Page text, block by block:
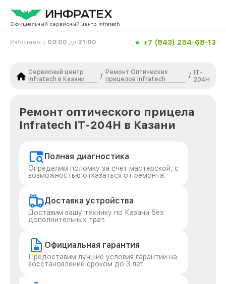
Официальный сервисный центр Infratech
Работаем с 09:00 до 21:00 +7 (843) 254-68-13
Сервисный центр
Infratech в Казани
/
Ремонт Оптических
прицелов Infratech
/ IT-
204H
Ремонт оптического прицела
Infratech IT-204H в Казани
Полная диагностика
Определим поломку за счет мастерской, с
возможностью отказаться от ремонта.
Доставка устройства
Доставим вашу технику по Казани без
дополнительных трат.
Официальная гарантия
Предоставим лучшие условия гарантии на
восстановление сроком до 3 лет.